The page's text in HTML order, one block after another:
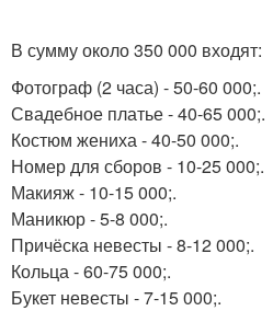
В сумму около 350 000 входят:
Фотограф (2 часа) - 50-60 000;.
Свадебное платье - 40-65 000;.
Костюм жениха - 40-50 000;.
Номер для сборов - 10-25 000;.
Макияж - 10-15 000;.
Маникюр - 5-8 000;.
Причёска невесты - 8-12 000;.
Кольца - 60-75 000;.
Букет невесты - 7-15 000;.